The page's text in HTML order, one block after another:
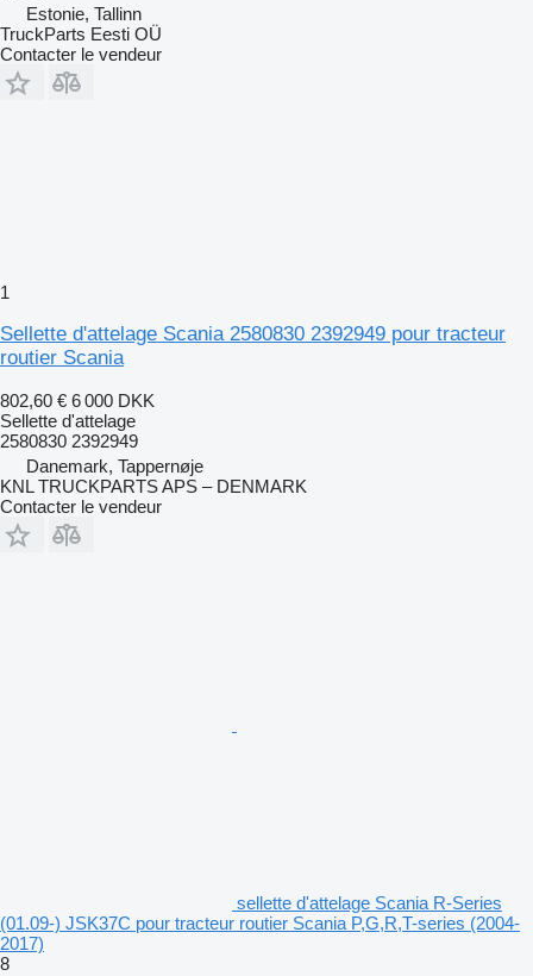
Estonie, Tallinn
TruckParts Eesti OÜ
Contacter le vendeur
1
Sellette d'attelage Scania 2580830 2392949 pour tracteur
routier Scania
802,60 € 6 000 DKK
Sellette d'attelage
2580830 2392949
Danemark, Tappernøje
KNL TRUCKPARTS APS – DENMARK
Contacter le vendeur
sellette d'attelage Scania R-Series
(01.09-) JSK37C pour tracteur routier Scania P,G,R,T-series (2004-
2017)
8